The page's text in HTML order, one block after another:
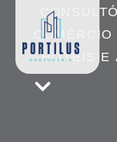
HOTÉIS E